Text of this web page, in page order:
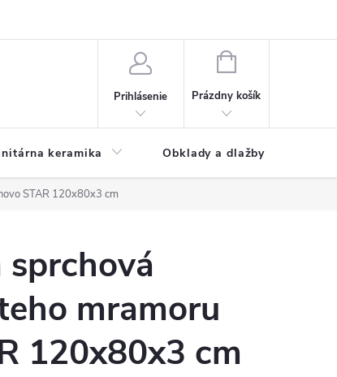
Prihlásenie
NÁKUPNÝ
Prázdny košík
keramika Obklady a dlažby
STAR 120x80x3 cm
mramoru
120x80x3 cm